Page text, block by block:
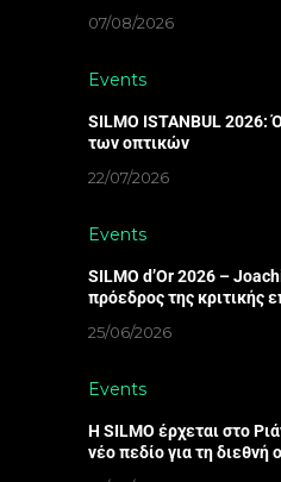
07/08/2026
Events
SILMO ISTANBUL 2026:
των οπτικών
22/07/2026
Events
SILMO d’Or 2026 –
πρόεδρος της κριτικής
25/06/2026
Events
Η SILMO έρχεται στο
νέο πεδίο για τη διεθνή